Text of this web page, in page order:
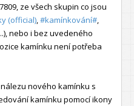
ze všech skupin co jsou
(official) #kamínkování#
...), nebo i bez uvedeného
kamínku není potřeba
nového kamínku s
kamínku pomocí ikony